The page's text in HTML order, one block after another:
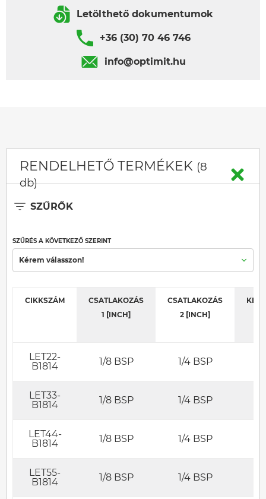
Letölthető dokumentumok
+36 (30) 70 46 746
info@optimit.hu
RENDELHETŐ TERMÉKEK (8
db)
SZŰRŐK
SZŰRÉS A KÖVETKEZŐ SZERINT
Kérem válasszon!
CIKKSZÁM
CSATLAKOZÁS
1 [INCH]
CSATLAKOZÁS
2 [INCH]
LET22-
B1814
1/8 BSP 1/4 BSP
LET33-
B1814
1/8 BSP 1/4 BSP
LET44-
B1814
1/8 BSP 1/4 BSP
LET55-
B1814
1/8 BSP 1/4 BSP